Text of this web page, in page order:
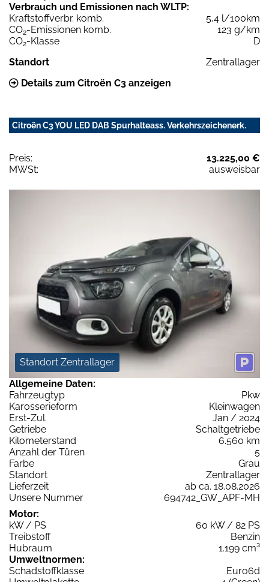
Verbrauch und Emissionen nach WLTP:
Kraftstoffverbr. komb.
5,4 l/100km
CO2-Emissionen komb.
123 g/km
CO2-Klasse
D
Standort
Zentrallager
Details zum Citroën C3 anzeigen
Citroën C3 YOU LED DAB Spurhalteass. Verkehrszeichenerk.
Preis:
13.225,00 €
MWSt:
ausweisbar
Standort Zentrallager
Allgemeine Daten:
Fahrzeugtyp
Pkw
Karosserieform
Kleinwagen
Erst-Zul.
Jan / 2024
Getriebe
Schaltgetriebe
Kilometerstand
6.560 km
Anzahl der Türen
5
Farbe
Grau
Standort
Zentrallager
Lieferzeit
ab ca. 18.08.2026
Unsere Nummer
694742_GW_APF-MH
Motor:
kW / PS
60 kW / 82 PS
Treibstoff
Benzin
Hubraum
1.199 cm³
Umweltnormen:
Schadstoffklasse
Euro6d